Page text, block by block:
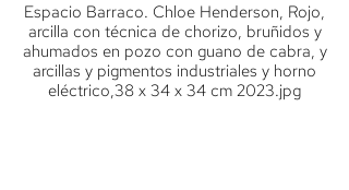
Espacio Barraco. Chloe Henderson, Rojo,
arcilla con técnica de chorizo, bruñidos y
ahumados en pozo con guano de cabra, y
arcillas y pigmentos industriales y horno
eléctrico,38 x 34 x 34 cm 2023.jpg